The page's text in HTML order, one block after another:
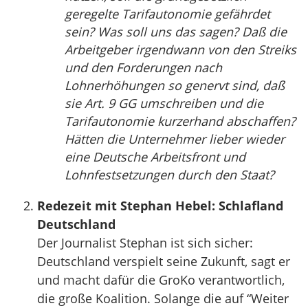
geregelte Tarifautonomie gefährdet
sein? Was soll uns das sagen? Daß die
Arbeitgeber irgendwann von den Streiks
und den Forderungen nach
Lohnerhöhungen so genervt sind, daß
sie Art. 9 GG umschreiben und die
Tarifautonomie kurzerhand abschaffen?
Hätten die Unternehmer lieber wieder
eine Deutsche Arbeitsfront und
Lohnfestsetzungen durch den Staat?
Redezeit mit Stephan Hebel: Schlafland
Deutschland
Der Journalist Stephan ist sich sicher:
Deutschland verspielt seine Zukunft, sagt er
und macht dafür die GroKo verantwortlich,
die große Koalition. Solange die auf “Weiter